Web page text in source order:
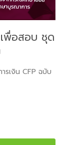
พื่อสอบ ชุด
รเงิน CFP ฉบับ